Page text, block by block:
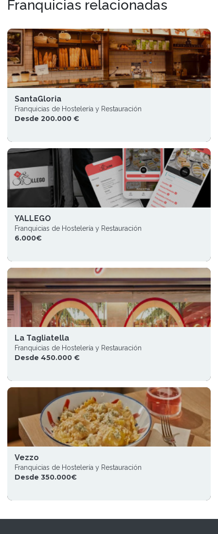
Franquicias relacionadas
SantaGloria
Franquicias de Hostelería y Restauración
Desde 200.000 €
YALLEGO
Franquicias de Hostelería y Restauración
6.000€
La Tagliatella
Franquicias de Hostelería y Restauración
Desde 450.000 €
Vezzo
Franquicias de Hostelería y Restauración
Desde 350.000€